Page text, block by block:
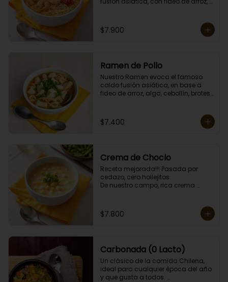
Porción individual lista para servir
de 750 grs. Cero lacto.
$7.900
Ramen de Pollo
Nuestro Ramen evoca el famoso
caldo fusión asiática, en base a
fideo de arroz, alga, cebollín, brotes
Porción individual lista para servir
de 750 grs. Cero lacto.
$7.400
Crema de Choclo
Receta mejorada!!! Pasada por
cedazo, cero hollejitos.
De nuestro campo, rica crema
Contiene crema de leche.
Porción individual lista para servir
$7.800
Carbonada (0 Lacto)
Un clásico de la comida Chilena,
ideal para cualquier época del año
y que gusta a todos.